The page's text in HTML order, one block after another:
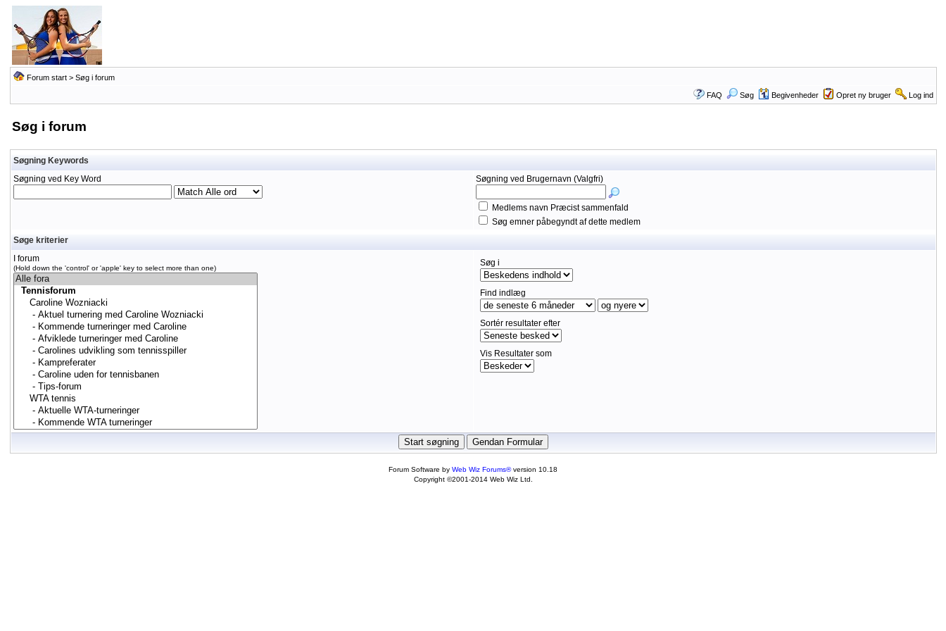
Forum start> Søg i forum
FAQ Søg Begivenheder Opret ny bruger Log ind
Søg i forum
Søgning Keywords
Søgning ved Key Word
Søgning ved Brugernavn (Valgfri)
Medlems navn Præcist sammenfald
Søg emner påbegyndt af dette medlem
Søge kriterier
I forum
(Hold down the 'control' or 'apple' key to select more than one)
Søg i
Find indlæg
Sortér resultater efter
Vis Resultater som
Forum Software by Web Wiz Forums®version 10.18
Copyright ©2001-2014 Web Wiz Ltd.